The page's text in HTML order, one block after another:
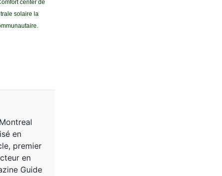
center de
solaire la
en
premier
en
Guide